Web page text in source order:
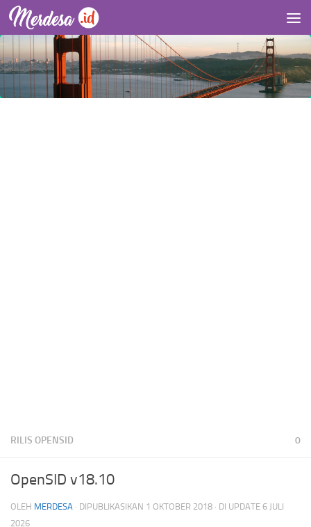
Skip to content
RILIS OPENSID 0
OpenSID v18.10
OLEH MERDESA · DIPUBLIKASIKAN 1 OKTOBER 2018 · DI UPDATE 6 JULI
2026